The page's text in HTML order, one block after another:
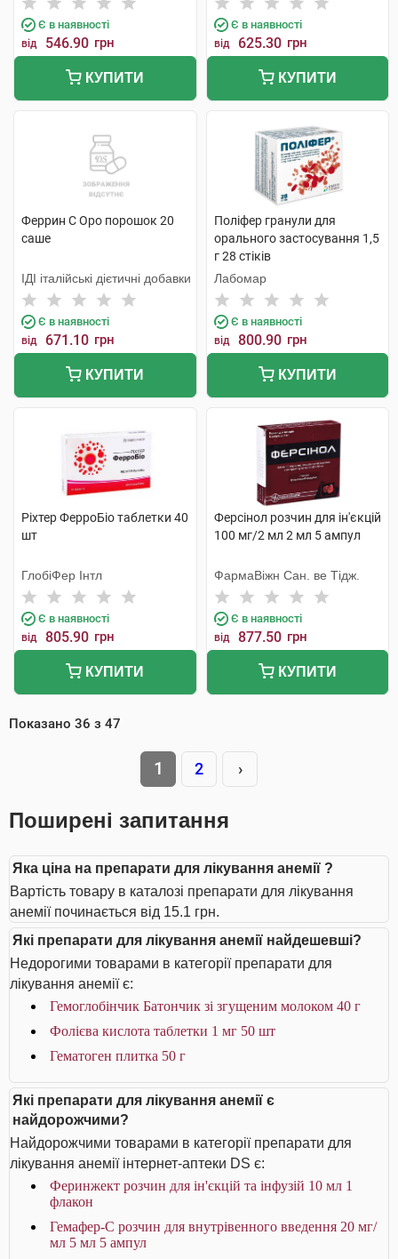
Є в наявності
від 546.90 грн
КУПИТИ
Є в наявності
від 625.30 грн
КУПИТИ
Феррин С Оро порошок 20
саше
ІДІ італійські дієтичні добавки
Є в наявності
від 671.10 грн
КУПИТИ
Поліфер гранули для
орального застосування 1,5
г 28 стіків
Лабомар
Є в наявності
від 800.90 грн
КУПИТИ
Ріхтер ФерроБіо таблетки 40
шт
ГлобіФер Інтл
Є в наявності
від 805.90 грн
КУПИТИ
Ферсінол розчин для ін'єкцій
100 мг/2 мл 2 мл 5 ампул
ФармаВіжн Сан. ве Тідж.
Є в наявності
від 877.50 грн
КУПИТИ
Показано 36 з 47
1 2 ›
Поширені запитання
Яка ціна на препарати для лікування анемії ?
Вартість товару в каталозі препарати для лікування
анемії починається від 15.1 грн.
Які препарати для лікування анемії найдешевші?
Недорогими товарами в категорії препарати для
лікування анемії є:
Гемоглобінчик Батончик зі згущеним молоком 40 г
Фолієва кислота таблетки 1 мг 50 шт
Гематоген плитка 50 г
Які препарати для лікування анемії є
найдорожчими?
Найдорожчими товарами в категорії препарати для
лікування анемії інтернет-аптеки DS є:
Феринжект розчин для ін'єкцій та інфузій 10 мл 1
флакон
Гемафер-С розчин для внутрівенного введення 20 мг/
мл 5 мл 5 ампул